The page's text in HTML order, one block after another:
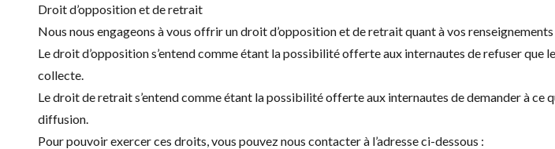
Droit d’opposition et de retrait
Nous nous engageons à vous offrir un droit d’opposition et de retrait quant à vos
Le droit d’opposition s’entend comme étant la possibilité offerte aux internautes de refuser
collecte.
Le droit de retrait s’entend comme étant la possibilité offerte aux internautes de demander à ce
diffusion.
Pour pouvoir exercer ces droits, vous pouvez nous contacter à l’adresse ci-dessous :